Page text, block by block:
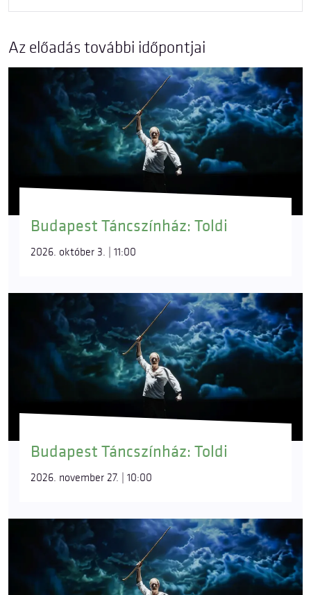
Az előadás további időpontjai
Budapest Táncszínház: Toldi
2026. október 3. | 11:00
Budapest Táncszínház: Toldi
2026. november 27. | 10:00